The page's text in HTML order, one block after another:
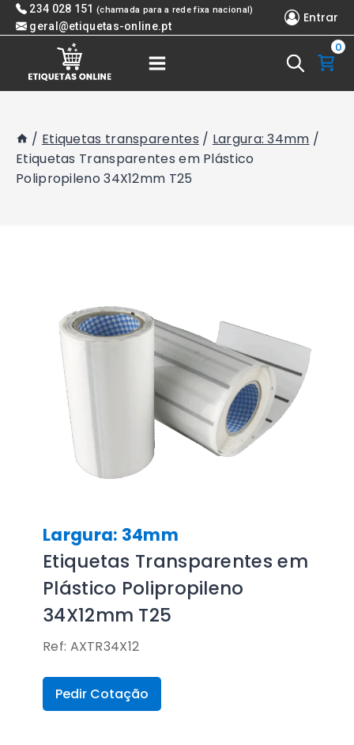
Skip 234 028 151 (chamada para a rede fixa nacional)
geral@etiquetas-online.pt
Entrar
0
/ Etiquetas transparentes / Largura: 34mm /
Etiquetas Transparentes em Plástico
Polipropileno 34X12mm T25
Largura: 34mm
Etiquetas Transparentes em
Plástico Polipropileno
34X12mm T25
Ref: AXTR34X12
Pedir Cotação